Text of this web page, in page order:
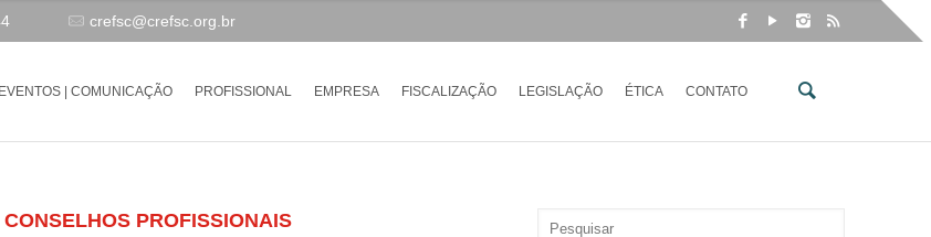
crefsc@crefsc.org.br
EVENTOS | COMUNICAÇÃO PROFISSIONAL EMPRESA FISCALIZAÇÃO LEGISLAÇÃO ÉTICA CONTATO
PROFISSIONAIS